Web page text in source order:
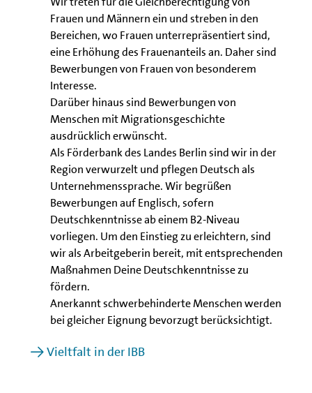
Frauen und Männern ein und streben in den
Bereichen, wo Frauen unterrepräsentiert sind,
eine Erhöhung des Frauenanteils an. Daher sind
Bewerbungen von Frauen von besonderem
Interesse.
Darüber hinaus sind Bewerbungen von
Menschen mit Migrationsgeschichte
ausdrücklich erwünscht.
Als Förderbank des Landes Berlin sind wir in der
Region verwurzelt und pflegen Deutsch als
Unternehmenssprache. Wir begrüßen
Bewerbungen auf Englisch, sofern
Deutschkenntnisse ab einem B2-Niveau
vorliegen. Um den Einstieg zu erleichtern, sind
wir als Arbeitgeberin bereit, mit entsprechenden
Maßnahmen Deine Deutschkenntnisse zu
fördern.
Anerkannt schwerbehinderte Menschen werden
bei gleicher Eignung bevorzugt berücksichtigt.
Vieltfalt in der IBB